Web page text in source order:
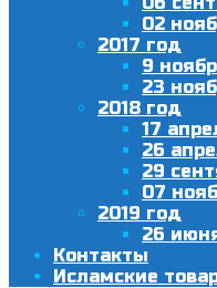
02
2017 год
9
23
2018 год
17
26
29
07
2019 год
26
Контакты
Исламские